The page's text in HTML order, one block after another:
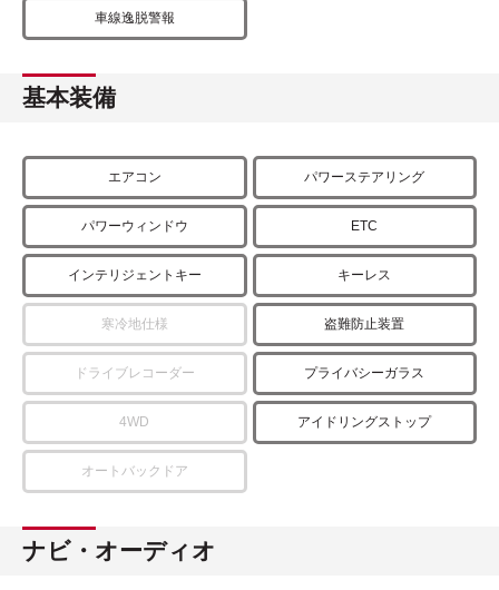
車線逸脱警報
基本装備
エアコン パワーステアリング
パワーウィンドウ ETC
インテリジェントキー キーレス
寒冷地仕様 盗難防止装置
ドライブレコーダー プライバシーガラス
4WD アイドリングストップ
オートバックドア
ナビ・オーディオ